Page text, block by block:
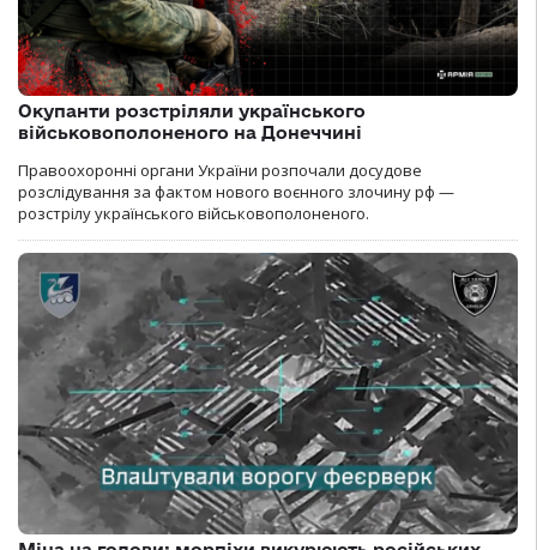
Окупанти розстріляли українського
військовополоненого на Донеччині
Правоохоронні органи України розпочали досудове
розслідування за фактом нового воєнного злочину рф —
розстрілу українського військовополоненого.